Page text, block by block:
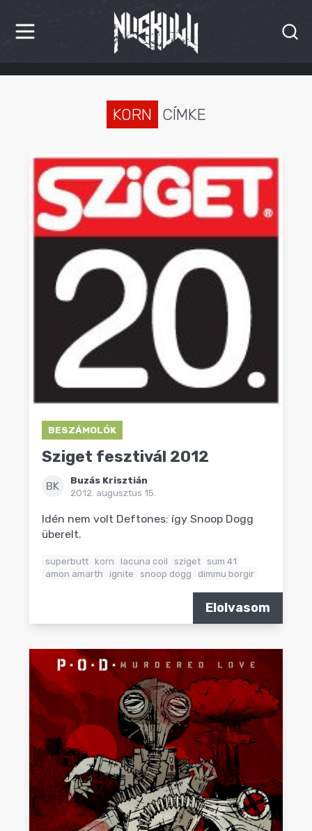
HÍREK
INTERJÚK
PREMIEREK
KULT
MÁSVILÁG
KORN CÍMKE
BESZÁMOLÓK
Sziget fesztivál 2012
BK
Buzás Krisztián
2012. augusztus 15.
Idén nem volt Deftones: így Snoop Dogg
überelt.
superbutt korn lacuna coil sziget sum 41
amon amarth
ignite snoop dogg dimmu borgir
Elolvasom